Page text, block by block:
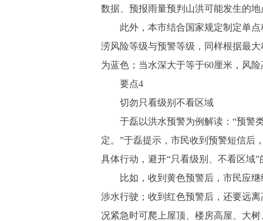
数据、预报雨量预判山洪可能发生的
此外，本市结合国家规定制定单点
涝风险等级与预警等级，同样根据最
为蓝色；当水深大于等于60厘米，风
要点4
切勿只看级别不看区域
于磊以洪水预警为例解读：“预警类
定。”于磊提示，市民收到预警短信后
具体行动，避开“只看级别、不看区域”
比如，收到黄色预警后，市民应继
涉水行驶；收到红色预警后，还要远
况紧急时可爬上屋顶、楼房高屋、大